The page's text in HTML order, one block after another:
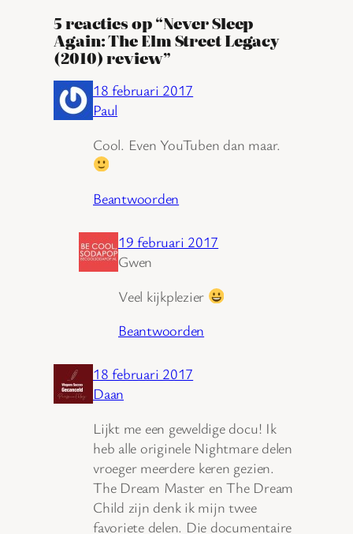
5 reacties op “Never Sleep
Again: The Elm Street Legacy
(2010) review”
18 februari 2017
Paul
Cool. Even YouTuben dan maar.
Beantwoorden
19 februari 2017
Gwen
Veel kijkplezier
Beantwoorden
18 februari 2017
Daan
Lijkt me een geweldige docu! Ik
heb alle originele Nightmare delen
vroeger meerdere keren gezien.
The Dream Master en The Dream
Child zijn denk ik mijn twee
favoriete delen. Die documentaire